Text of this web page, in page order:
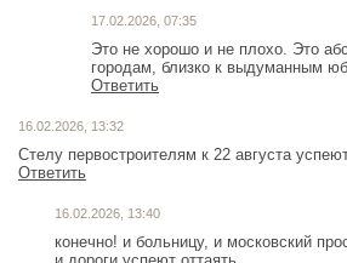
17.02.2026, 07:35
Это не хорошо и не плохо. Это
городам, близко к выдуманным
Ответить
16.02.2026, 13:32
Стелу первостроителям к 22 августа
Ответить
16.02.2026, 13:40
конечно! и больницу, и московский